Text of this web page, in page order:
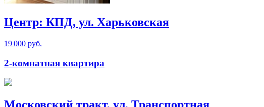
Центр: КПД, ул. Харьковская
19 000 руб.
2-комнатная квартира